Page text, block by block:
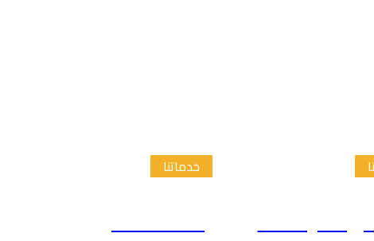
الدراسات
خدماتنا
إعداد الاطار